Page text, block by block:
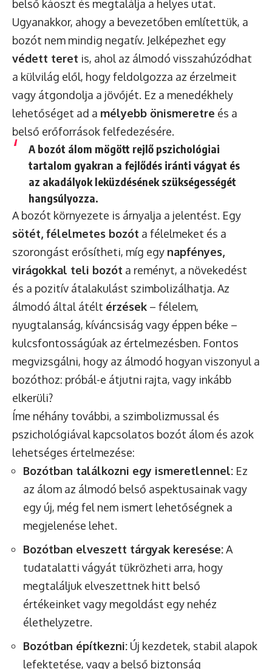
belső káoszt és megtalálja a helyes utat.
Ugyanakkor, ahogy a bevezetőben említettük, a
bozót nem mindig negatív. Jelképezhet egy
védett teret is, ahol az álmodó visszahúzódhat
a külvilág elől, hogy feldolgozza az érzelmeit
vagy átgondolja a jövőjét. Ez a menedékhely
lehetőséget ad a mélyebb önismeretre és a
belső erőforrások felfedezésére.
A bozót álom mögött rejlő pszichológiai
tartalom gyakran a fejlődés iránti vágyat és
az akadályok leküzdésének szükségességét
hangsúlyozza.
A bozót környezete is árnyalja a jelentést. Egy
sötét, félelmetes bozót a félelmeket és a
szorongást erősítheti, míg egy napfényes,
virágokkal teli bozót a reményt, a növekedést
és a pozitív átalakulást szimbolizálhatja. Az
álmodó által átélt érzések – félelem,
nyugtalanság, kíváncsiság vagy éppen béke –
kulcsfontosságúak az értelmezésben. Fontos
megvizsgálni, hogy az álmodó hogyan viszonyul a
bozóthoz: próbál-e átjutni rajta, vagy inkább
elkerüli?
Íme néhány további, a szimbolizmussal és
pszichológiával kapcsolatos bozót álom és azok
lehetséges értelmezése:
Bozótban találkozni egy ismeretlennel: Ez
az álom az álmodó belső aspektusainak vagy
egy új, még fel nem ismert lehetőségnek a
megjelenése lehet.
Bozótban elveszett tárgyak keresése:A
tudatalatti vágyát tükrözheti arra, hogy
megtaláljuk elveszettnek hitt belső
értékeinket vagy megoldást egy nehéz
élethelyzetre.
Bozótban építkezni: Új kezdetek, stabil alapok
lefektetése, vagy a belső biztonság